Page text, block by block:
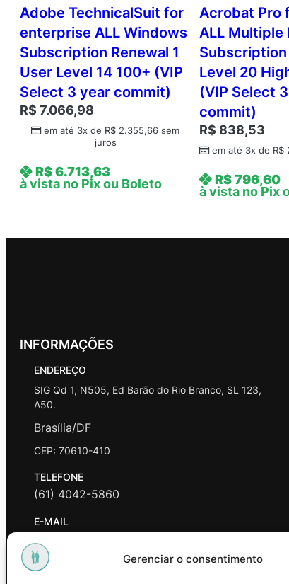
Gerenciar o consentimento
Adobe TechnicalSuit for
enterprise ALL Windows
Subscription Renewal 1
User Level 14 100+ (VIP
Select 3 year commit)
R$ 7.066,98
em até 3x de R$ 2.355,66 sem
juros
R$6.713,63
à vista no Pix ou Boleto
Acrobat Pro
ALL Multiple
Subscription
Level 20
(VIP Select
commit)
R$ 838,53
em até 3x de R$
R$796,60
à vista no Pix
INFORMAÇÕES
ENDEREÇO
SIG Qd 1, N505, Ed Barão do Rio Branco, SL 123,
A50.
Brasília/DF
CEP: 70610-410
TELEFONE
(61) 4042-5860
E-MAIL
contato@promasters.net.br
HORÁRIO DE ATENDIMENTO